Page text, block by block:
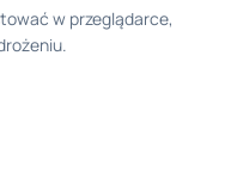
w przeglądarce,